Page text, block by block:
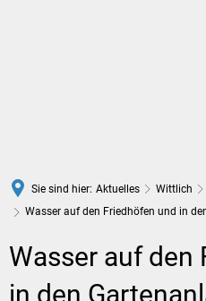
Sie sind hier: Aktuelles Wittlich
Wasser auf den Friedhöfen und in
Wasser auf den
in den